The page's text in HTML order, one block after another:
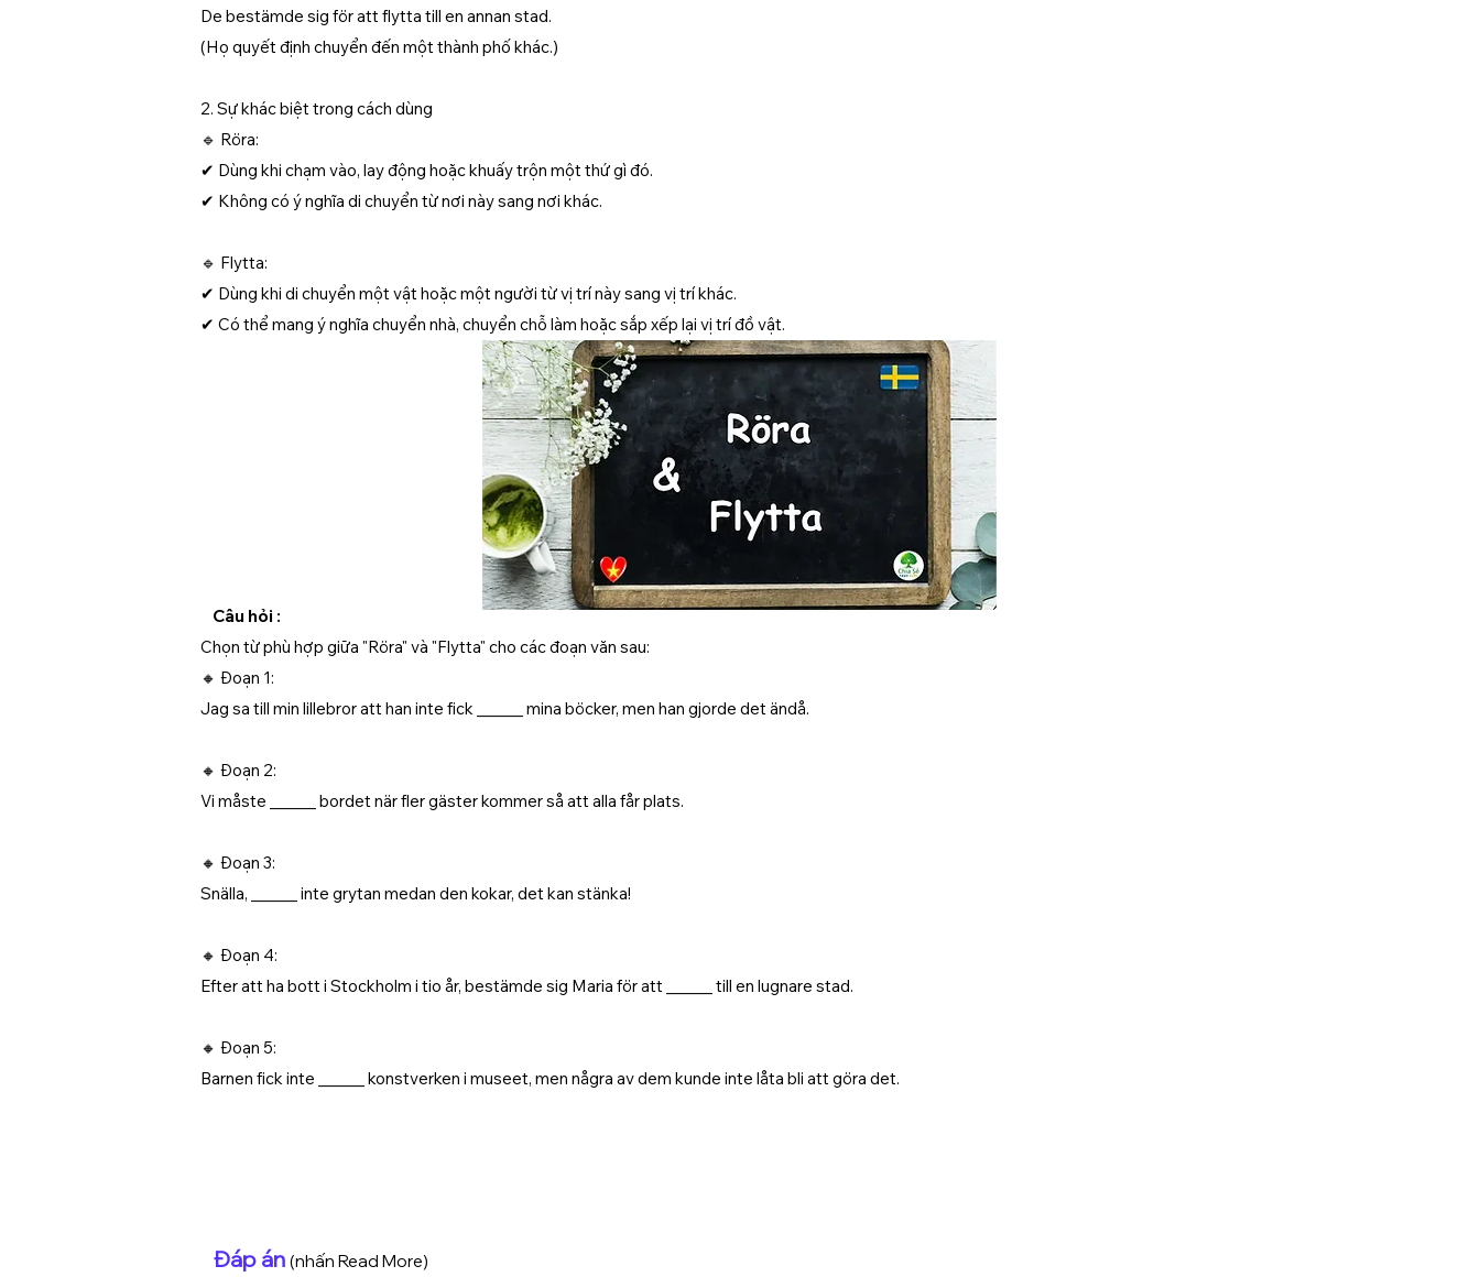
De bestämde sig för att flytta till en annan stad.
(Họ quyết định chuyển đến một thành phố khác.)
2. Sự khác biệt trong cách dùng
🔹 Röra:
✔ Dùng khi chạm vào, lay động hoặc khuấy trộn một thứ gì đó.
✔ Không có ý nghĩa di chuyển từ nơi này sang nơi khác.
🔹 Flytta:
✔ Dùng khi di chuyển một vật hoặc một người từ vị trí này sang vị trí khác.
✔ Có thể mang ý nghĩa chuyển nhà, chuyển chỗ làm hoặc sắp xếp lại vị trí đồ vật.
Câu hỏi :
Chọn từ phù hợp giữa "Röra" và "Flytta" cho các đoạn văn sau:
🔸 Đoạn 1:
Jag sa till min lillebror att han inte fick ______ mina böcker, men han gjorde det ändå.
🔸 Đoạn 2:
Vi måste ______ bordet när fler gäster kommer så att alla får plats.
🔸 Đoạn 3:
Snälla, ______ inte grytan medan den kokar, det kan stänka!
🔸 Đoạn 4:
Efter att ha bott i Stockholm i tio år, bestämde sig Maria för att ______ till en lugnare stad.
🔸 Đoạn 5:
Barnen fick inte ______ konstverken i museet, men några av dem kunde inte låta bli att göra det.
Đáp án (nhấn Read More)